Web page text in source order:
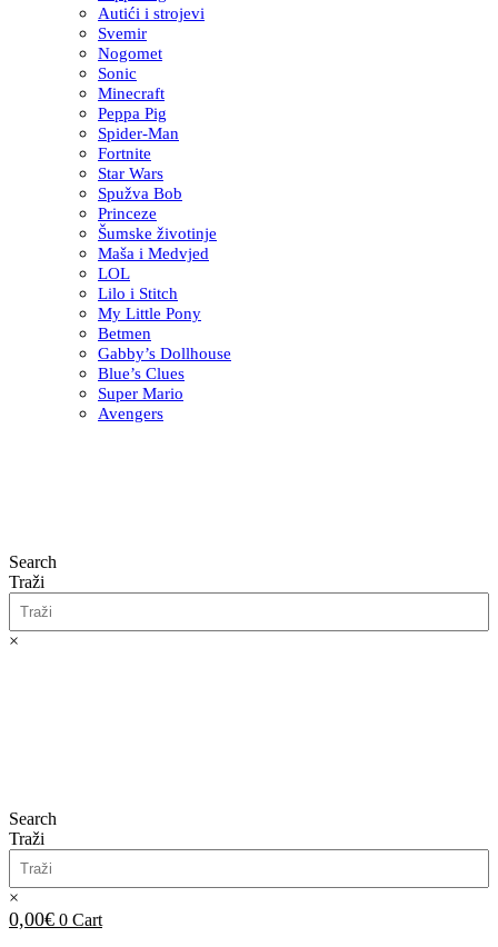
Autići i strojevi
Svemir
Nogomet
Sonic
Minecraft
Peppa Pig
Spider-Man
Fortnite
Star Wars
Spužva Bob
Princeze
Šumske životinje
Maša i Medvjed
LOL
Lilo i Stitch
My Little Pony
Betmen
Gabby’s Dollhouse
Blue’s Clues
Super Mario
Avengers
Search
Traži
×
Search
Traži
×
0,00€ 0 Cart